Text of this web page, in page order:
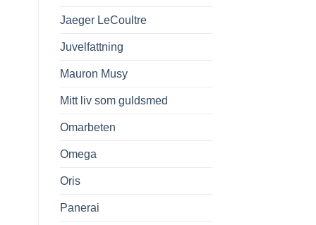
Jaeger LeCoultre
Juvelfattning
Mauron Musy
Mitt liv som guldsmed
Omarbeten
Omega
Oris
Panerai